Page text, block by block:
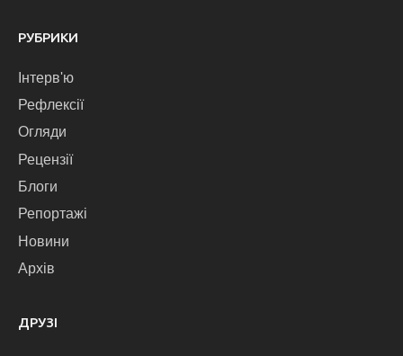
РУБРИКИ
Інтерв'ю
Рефлексії
Огляди
Рецензії
Блоги
Репортажі
Новини
Архів
ДРУЗІ